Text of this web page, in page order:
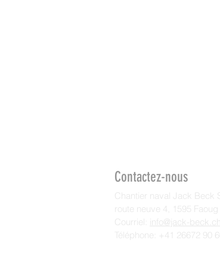
Contactez-nous
Chantier naval Jack Beck
route neuve 4, 1595 Faoug
Courriel:
info@jack-beck.ch
Téléphone: +41 26672 90 60